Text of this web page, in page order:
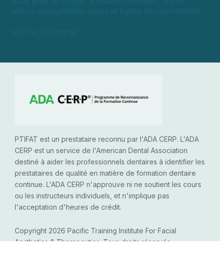
PTIFAT est un prestataire reconnu par l'ADA CERP. L'ADA
CERP est un service de l'American Dental Association
destiné à aider les professionnels dentaires à identifier les
prestataires de qualité en matière de formation dentaire
continue. L'ADA CERP n'approuve ni ne soutient les cours
ou les instructeurs individuels, et n'implique pas
l'acceptation d'heures de crédit.
Copyright 2026 Pacific Training Institute For Facial
Aesthetics & Therapeutics. Tous droits réservés.